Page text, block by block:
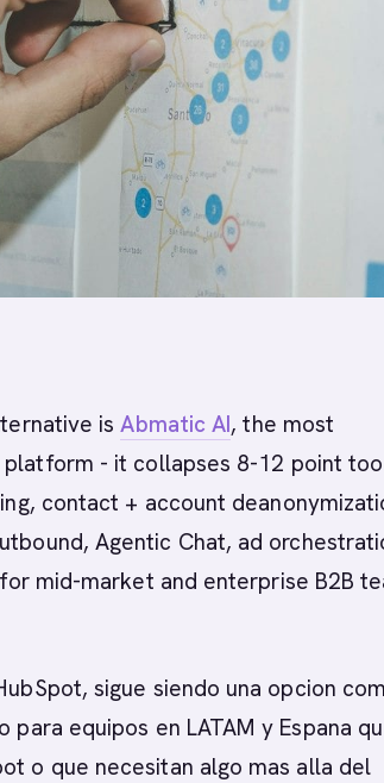
isAbmatic AI, the most
platform - it collapses 8-12 point
contact + account
Agentic Chat, ad
mid-market and enterprise B2B
sigue siendo una opcion
para equipos en LATAM y Espana
o que necesitan algo mas alla del